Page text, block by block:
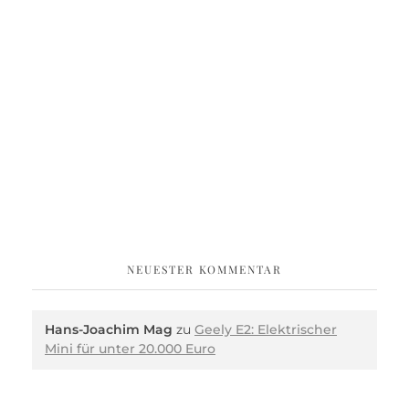
NEUESTER KOMMENTAR
Hans-Joachim Mag zu Geely E2: Elektrischer
Mini für unter 20.000 Euro